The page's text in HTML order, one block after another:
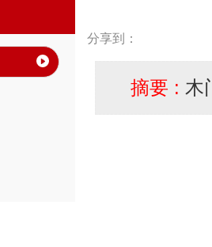
分享到：
摘要 : 木